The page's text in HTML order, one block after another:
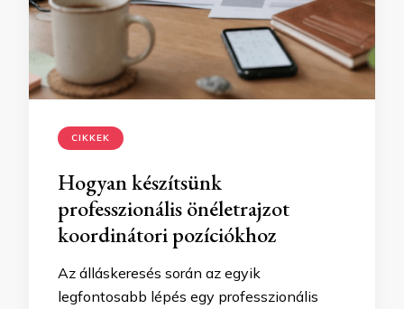
CIKKEK
Hogyan készítsünk
professzionális önéletrajzot
koordinátori pozíciókhoz
Az álláskeresés során az egyik
legfontosabb lépés egy professzionális